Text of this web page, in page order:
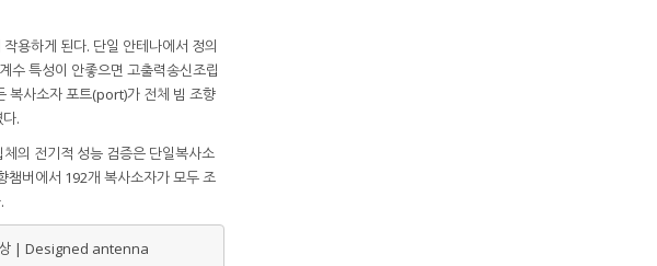
용하게 된다. 단일 안테나에서 정의
수 특성이 안좋으면 고출력송신조립
복사소자 포트(port)가 전체 빔 조향
.
의 전기적 성능 검증은 단일복사소
챔버에서 192개 복사소자가 모두 조
상 | Designed antenna